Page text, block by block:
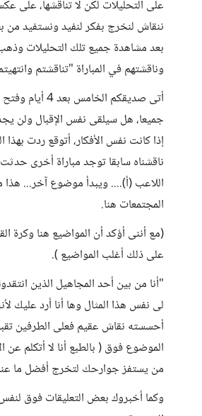
على التحليلات لكن لا تناقشها، على
ننقاش لنخرج بفكر لنفيد ونستفيد
وناقشتهم في المباراة "تناقشتم
أتى صديقكم
جميعا، هل سيلقى نفس الإقبال ولن
إذا كانت نفس الأفكار، أتوقع ردت
ناقشناه سابقا توجد مباراة أخرى
اللاعب (أ).... ويبدأ موضوع آخر...
المجتمعات هنا.
(مع أننى أؤكد أن المواضيع هنا وكرة
على ذلك أغلب المواضيع ).
"أنا من بين أحد المجاهيل الذين
لى نفس هذا المثال وها أنا أرد عليك
أحسسته نقاش عقيم فعلى الطرفين
الموضوع فوق ( بالطبع أنا لا أتكلم عن
من يستفز جوارحك لتخرج أفضل ما
وكما أخبروك بعض التعليقات فوق